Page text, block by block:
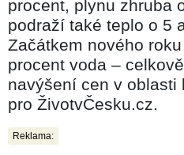
procent, plynu zhruba
podraží také teplo o 5
Začátkem nového
procent voda –
navýšení cen v oblasti
pro ŽivotvČesku.cz.
Reklama: